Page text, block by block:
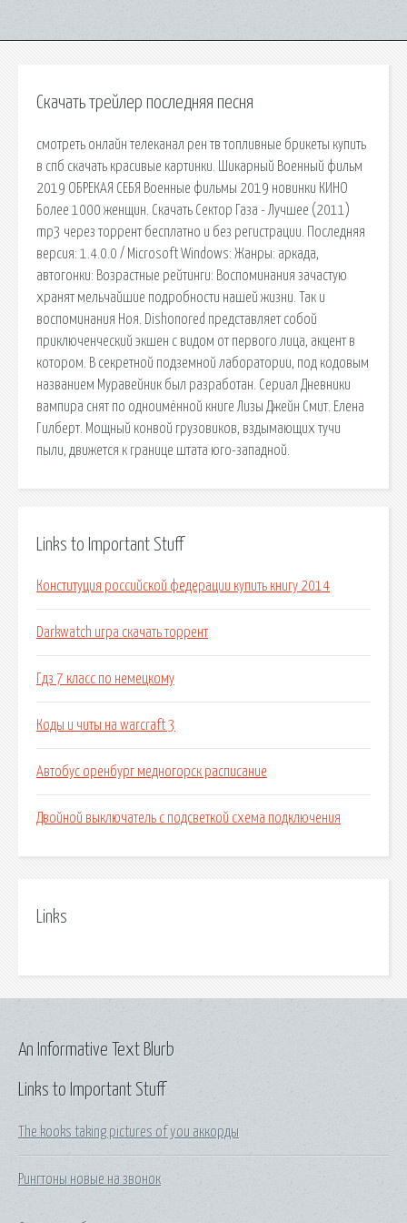
Скачать трейлер последняя песня
смотреть онлайн телеканал рен тв топливные брикеты купить
в спб скачать красивые картинки. Шикарный Военный фильм
2019 ОБРЕКАЯ СЕБЯ Военные фильмы 2019 новинки КИНО
Более 1000 женщин. Скачать Сектор Газа - Лучшее (2011)
mp3 через торрент бесплатно и без регистрации. Последняя
версия: 1.4.0.0 / Microsoft Windows: Жанры: аркада,
автогонки: Возрастные рейтинги: Воспоминания зачастую
хранят мельчайшие подробности нашей жизни. Так и
воспоминания Ноя. Dishonored представляет собой
приключенческий экшен с видом от первого лица, акцент в
котором. В секретной подземной лаборатории, под кодовым
названием Муравейник был разработан. Сериал Дневники
вампира снят по одноимённой книге Лизы Джейн Смит. Елена
Гилберт. Мощный конвой грузовиков, вздымающих тучи
пыли, движется к границе штата юго-западной.
Links to Important Stuff
Конституция российской федерации купить книгу 2014
Darkwatch игра скачать торрент
Гдз 7 класс по немецкому
Коды и читы на warcraft 3
Автобус оренбург медногорск расписание
Двойной выключатель с подсветкой схема подключения
Links
Links to Important Stuff
The kooks taking pictures of you аккорды
Рингтоны новые на звонок
An Informative Text Blurb